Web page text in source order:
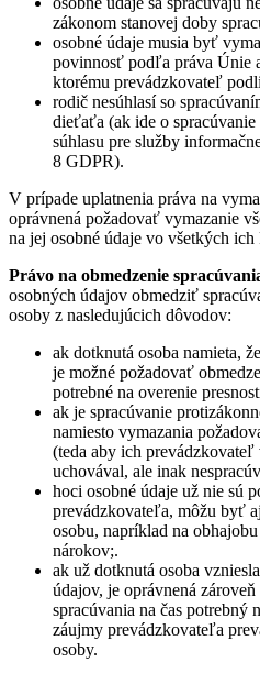
zákonom stanovej doby
osobné údaje musia byť
povinnosť podľa práva Únie
ktorému prevádzkovateľ
rodič nesúhlasí so
dieťaťa (ak ide o
súhlasu pre služby
8 GDPR).
V prípade uplatnenia práva na
oprávnená požadovať vymazanie
na jej osobné údaje vo všetkých ich
Právo na obmedzenie
osobných údajov obmedziť
osoby z nasledujúcich dôvodov:
ak dotknutá osoba namieta,
je možné požadovať
potrebné na overenie
ak je spracúvanie
namiesto vymazania
(teda aby ich
uchovával, ale inak
hoci osobné údaje už nie sú
prevádzkovateľa, môžu byť
osobu, napríklad na
nárokov;.
ak už dotknutá osoba
údajov, je oprávnená
spracúvania na čas potrebný
záujmy prevádzkovateľa
osoby.